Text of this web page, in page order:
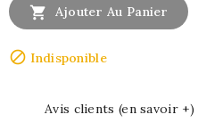
 Ajouter Au Panier
 Indisponible
Avis clients (en savoir +)